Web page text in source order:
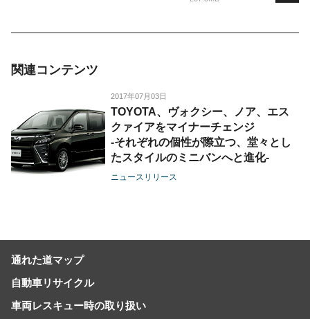
関連コンテンツ
2017年07月03日
TOYOTA、ヴォクシー、ノア、エス
クァイアをマイナーチェンジ
-それぞれの個性が際立つ、堂々とし
たスタイルのミニバンへと進化-
ニュースリリース
通れた道マップ
自動車リサイクル
車両レスキュー時の取り扱い